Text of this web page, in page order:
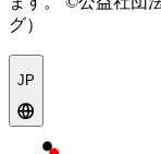
グ）
JP